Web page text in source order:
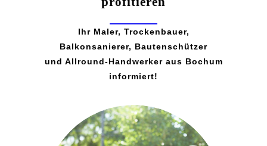
Ihr Maler, Trockenbauer,
Balkonsanierer, Bautenschützer
und Allround-Handwerker aus Bochum
informiert!